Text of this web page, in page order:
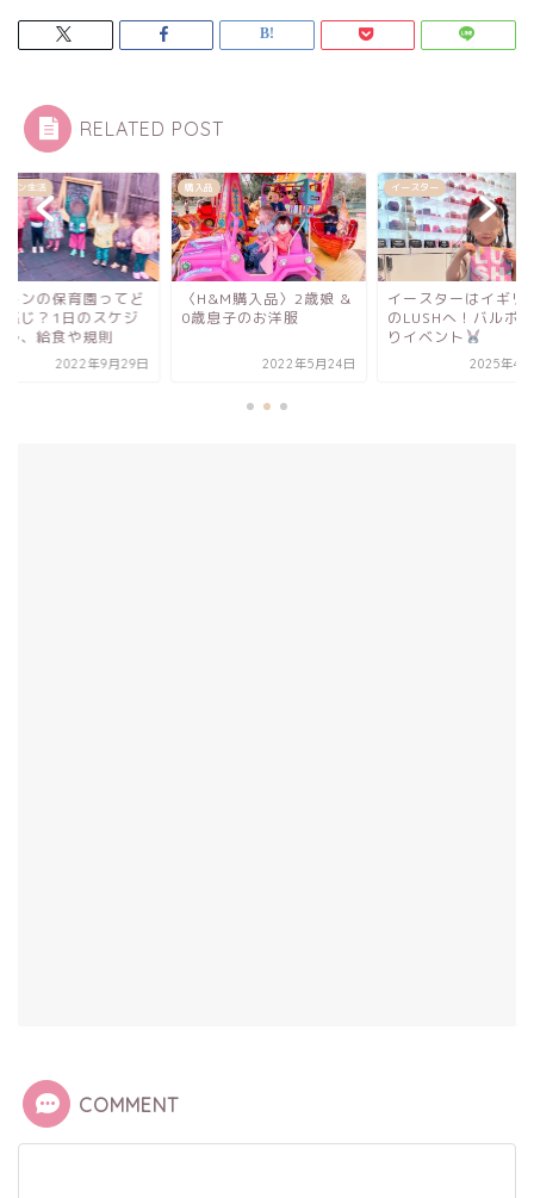
RELATED POST
購入品〉2歳娘 &
子のお洋服
2022年5月24日
イースター
イースターはイギリス発
のLUSHへ！バルボム作
2025年4月23日
ロンドン生活
ロンドンの保育園っ
んな感じ？1日のス
ュール、給食や規則
2022年9
COMMENT